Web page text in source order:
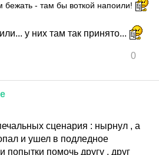
- там бы воткой напоили!
у них там так принято...
0
сценария : нырнул , а
и ушел в подледное
попытки помочь другу , друг